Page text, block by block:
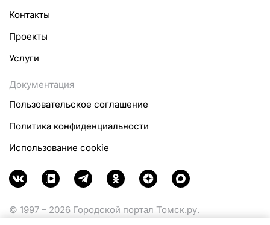
Контакты
Проекты
Услуги
Документация
Пользовательское соглашение
Политика конфиденциальности
Использование cookie
© 1997 – 2026 Городской портал Томск.ру.